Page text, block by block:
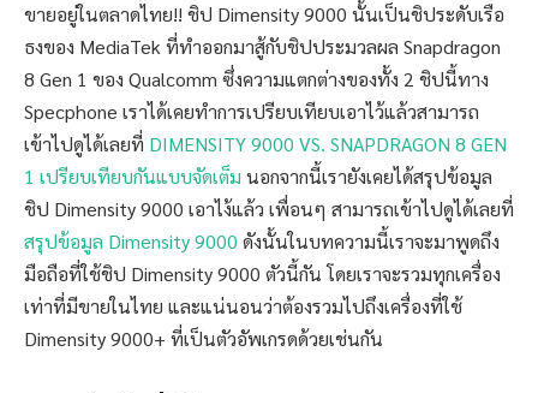
ขายอยู่ในตลาดไทย!! ชิป Dimensity 9000 นั้นเป็นชิประดับเรือ
ธงของ MediaTek ที่ทำออกมาสู้กับชิปประมวลผล Snapdragon
8 Gen 1 ของ Qualcomm ซึ่งความแตกต่างของทั้ง 2 ชิปนี้ทาง
Specphone เราได้เคยทำการเปรียบเทียบเอาไว้แล้วสามารถ
เข้าไปดูได้เลยที่ DIMENSITY 9000 VS. SNAPDRAGON 8 GEN
1 เปรียบเทียบกันแบบจัดเต็ม นอกจากนี้เรายังเคยได้สรุปข้อมูล
ชิป Dimensity 9000 เอาไง้แล้ว เพื่อนๆ สามารถเข้าไปดูได้เลยที่
สรุปข้อมูล Dimensity 9000 ดังนั้นในบทความนี้เราจะมาพูดถึง
มือถือที่ใช้ชิป Dimensity 9000 ตัวนี้กัน โดยเราจะรวมทุกเครื่อง
เท่าที่มีขายในไทย และแน่นอนว่าต้องรวมไปถึงเครื่องที่ใช้
Dimensity 9000+ ที่เป็นตัวอัพเกรดด้วยเช่นกัน